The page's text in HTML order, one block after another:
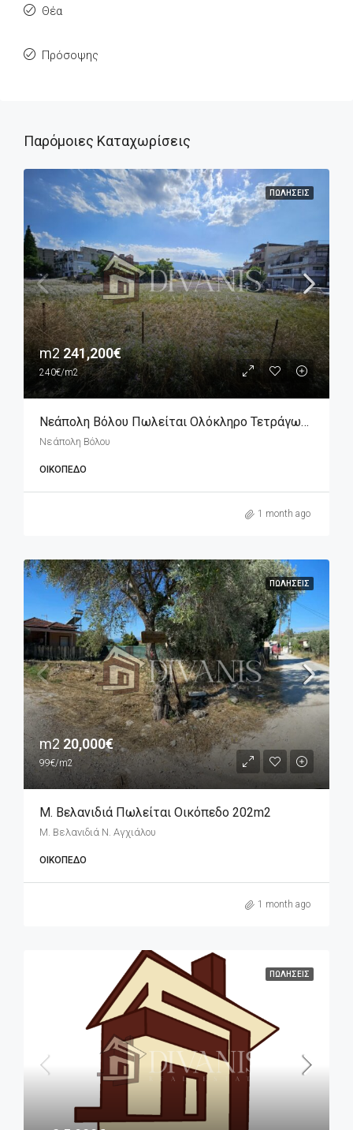
Θέα
Πρόσοψης
Παρόμοιες Καταχωρίσεις
ΠΩΛΉΣΕΙΣ
m2241,200€
240€/m2
Νεάπολη Βόλου Πωλείται Ολόκληρο Τετράγωνο Που Αποτελείται Από Επτά Οικόπεδα
Νεάπολη Βόλου
ΟΙΚΌΠΕΔΟ
1 month ago
ΠΩΛΉΣΕΙΣ
m220,000€
99€/m2
Μ. Βελανιδιά Πωλείται Οικόπεδο 202m2
Μ. Βελανιδιά Ν. Αγχιάλου
ΟΙΚΌΠΕΔΟ
1 month ago
ΠΩΛΉΣΕΙΣ